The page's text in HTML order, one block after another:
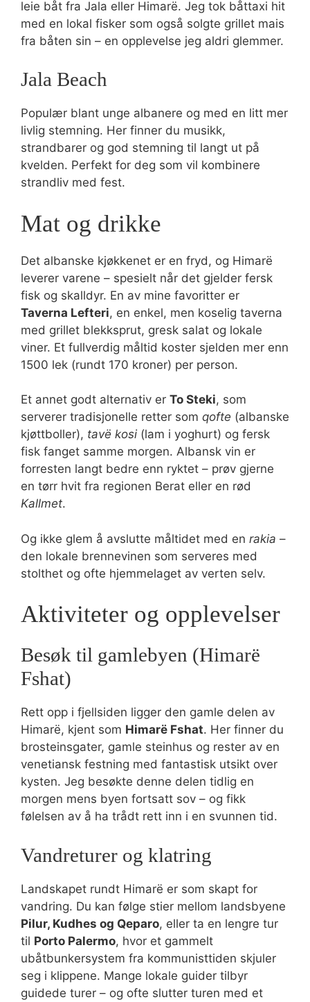
leie båt fra Jala eller Himarë. Jeg tok båttaxi hit
med en lokal fisker som også solgte grillet mais
fra båten sin – en opplevelse jeg aldri glemmer.
Jala Beach
Populær blant unge albanere og med en litt mer
livlig stemning. Her finner du musikk,
strandbarer og god stemning til langt ut på
kvelden. Perfekt for deg som vil kombinere
strandliv med fest.
Mat og drikke
Det albanske kjøkkenet er en fryd, og Himarë
leverer varene – spesielt når det gjelder fersk
fisk og skalldyr. En av mine favoritter er
Taverna Lefteri, en enkel, men koselig taverna
med grillet blekksprut, gresk salat og lokale
viner. Et fullverdig måltid koster sjelden mer enn
1500 lek (rundt 170 kroner) per person.
Et annet godt alternativ er To Steki, som
serverer tradisjonelle retter som qofte (albanske
kjøttboller), tavë kosi (lam i yoghurt) og fersk
fisk fanget samme morgen. Albansk vin er
forresten langt bedre enn ryktet – prøv gjerne
en tørr hvit fra regionen Berat eller en rød
Kallmet.
Og ikke glem å avslutte måltidet med en rakia –
den lokale brennevinen som serveres med
stolthet og ofte hjemmelaget av verten selv.
Aktiviteter og opplevelser
Besøk til gamlebyen (Himarë
Fshat)
Rett opp i fjellsiden ligger den gamle delen av
Himarë, kjent som Himarë Fshat. Her finner du
brosteinsgater, gamle steinhus og rester av en
venetiansk festning med fantastisk utsikt over
kysten. Jeg besøkte denne delen tidlig en
morgen mens byen fortsatt sov – og fikk
følelsen av å ha trådt rett inn i en svunnen tid.
Vandreturer og klatring
Landskapet rundt Himarë er som skapt for
vandring. Du kan følge stier mellom landsbyene
Pilur, Kudhes og Qeparo, eller ta en lengre tur
til Porto Palermo, hvor et gammelt
ubåtbunkersystem fra kommunisttiden skjuler
seg i klippene. Mange lokale guider tilbyr
guidede turer – og ofte slutter turen med et